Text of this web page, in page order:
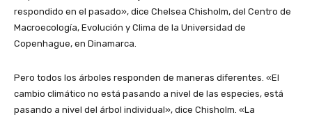
respondido en el pasado», dice Chelsea Chisholm, del Centro de
Macroecología, Evolución y Clima de la Universidad de
Copenhague, en Dinamarca.
Pero todos los árboles responden de maneras diferentes. «El
cambio climático no está pasando a nivel de las especies, está
pasando a nivel del árbol individual», dice Chisholm. «La